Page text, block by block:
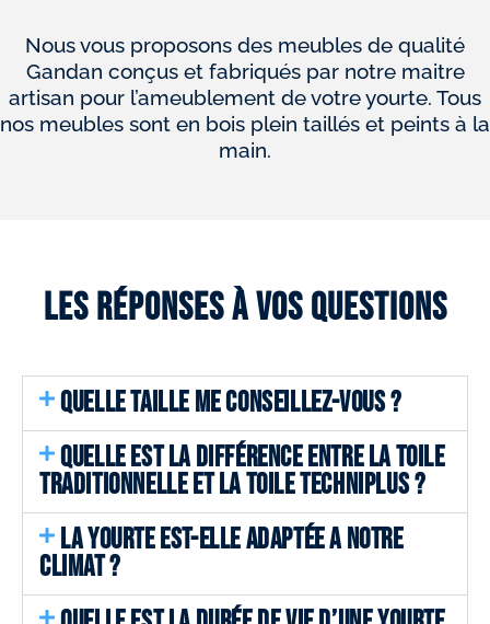
Nous vous proposons des meubles de qualité
Gandan conçus et fabriqués par notre maitre
artisan pour l’ameublement de votre yourte. Tous
nos meubles sont en bois plein taillés et peints à la
main.
Les réponses à vos questions
QUELLE TAILLE ME CONSEILLEZ-VOUS ?
QUELLE EST LA DIFFÉRENCE ENTRE LA TOILE
TRADITIONNELLE ET LA TOILE TECHNIPLUS ?
LA YOURTE EST-ELLE ADAPTÉE A NOTRE
CLIMAT ?